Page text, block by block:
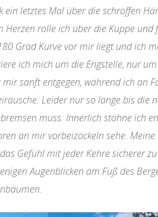
ein letztes Mal über die schroffen
Herzen rolle ich über die Kuppe
Grad Kurve vor mir liegt und ich
ich mich um die Engstelle, nur
sanft entgegen, während ich an
Leider nur so lange bis die
muss. Innerlich stöhne ich
an mir vorbeizöckeln sehe.
Gefühl mit jeder Kehre sicherer
Augenblicken am Fuß des